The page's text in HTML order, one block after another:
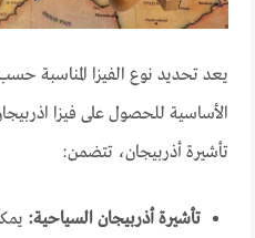
يعد تحديد نوع الفيزا المناسبة
الأساسية للحصول على فيزا
تأشيرة أذربيجان، تتضمن:
تأشيرة أذربيجان السياحية: